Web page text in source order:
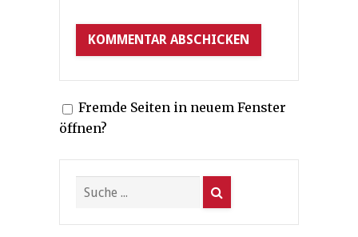
Fremde Seiten in neuem Fenster
öffnen?